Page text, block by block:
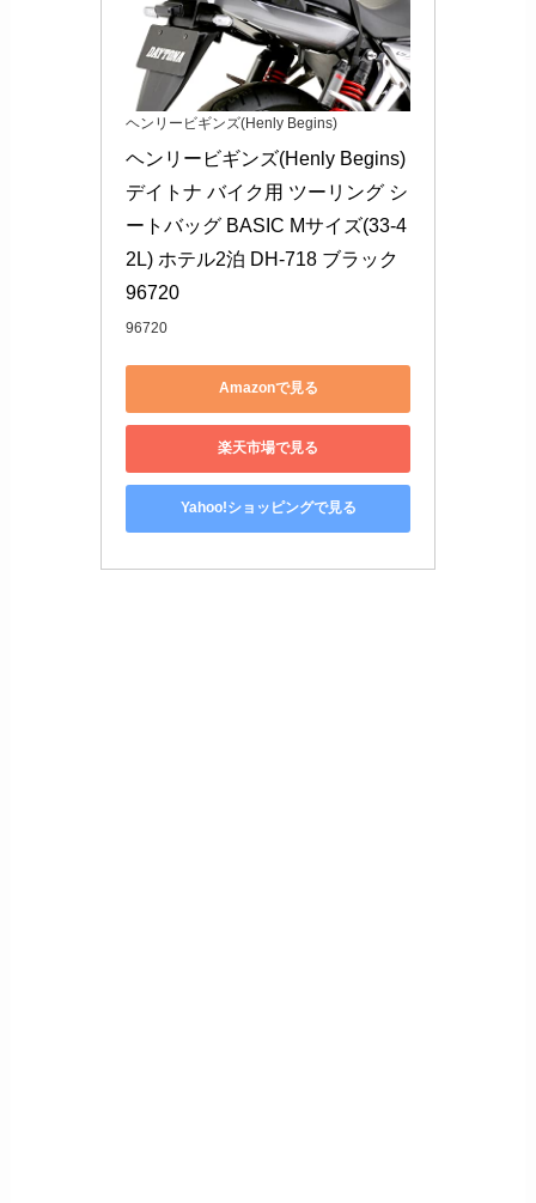
ヘンリービギンズ(Henly Begins)
ヘンリービギンズ(Henly Begins)
デイトナ バイク用 ツーリング シ
ートバッグ BASIC Mサイズ(33-4
2L) ホテル2泊 DH-718 ブラック
96720
96720
Amazonで見る
楽天市場で見る
Yahoo!ショッピングで見る